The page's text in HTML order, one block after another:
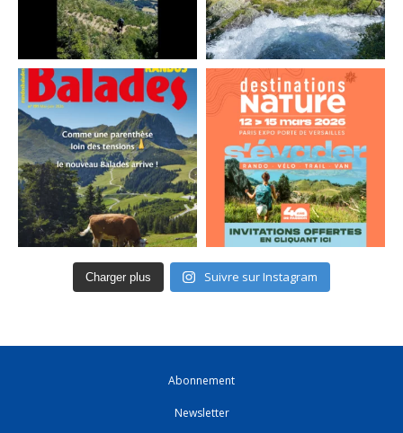
Charger plus Suivre sur Instagram
Abonnement
Newsletter